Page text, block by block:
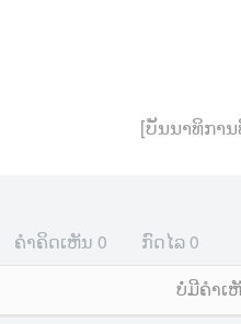
[ບັນນາທິກາ
ຄຳຄິດເຫັນ 0 ກົດໄລ 0
ບໍ່ມີຄໍາເ